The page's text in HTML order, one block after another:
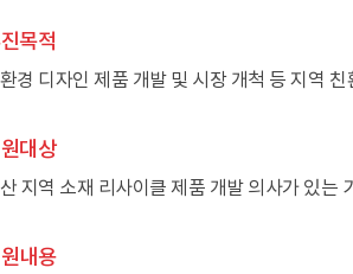
목적
경 디자인 제품 개발 및 시장 개척 등 지역 친
대상
지역 소재 리사이클 제품 개발 의사가 있는
내용